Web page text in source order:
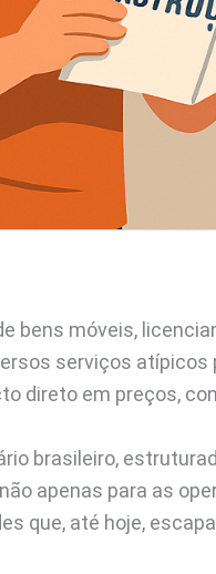
bens móveis,
serviços
direto em preços,
brasileiro,
apenas para as
que, até hoje,